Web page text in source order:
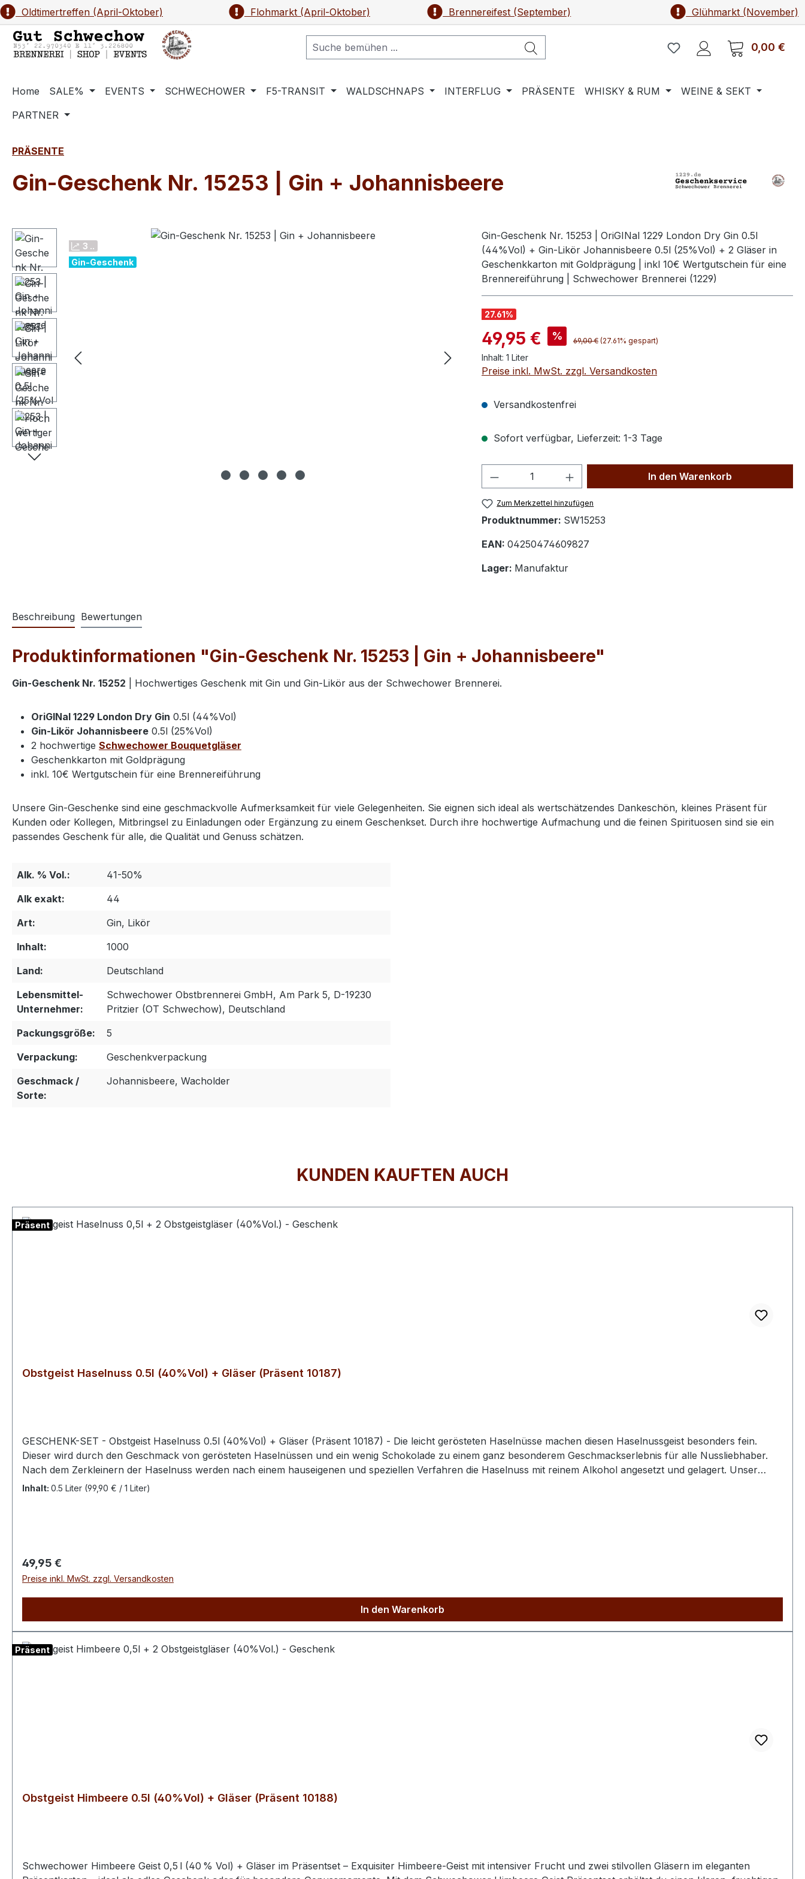
Hauptinhalt springen
Zur Suche springen
Zur Hauptnavigation springen
Oldtimertreffen (April-Oktober) Flohmarkt (April-Oktober) Brennereifest (September) Glühmarkt (November)
0,00 €
Home SALE% EVENTS SCHWECHOWER F5-TRANSIT WALDSCHNAPS INTERFLUG PRÄSENTE WHISKY & RUM
WEINE & SEKT
PARTNER
PRÄSENTE
Gin-Geschenk Nr. 15253 | Gin + Johannisbeere
Bildergalerie überspringen
3 ..
Gin-Geschenk
Gin-Geschenk Nr. 15253 | OriGINal 1229 London Dry Gin 0.5l
(44%Vol) + Gin-Likör Johannisbeere 0.5l (25%Vol) + 2 Gläser in
Geschenkkarton mit Goldprägung | inkl 10€ Wertgutschein für eine
Brennereiführung | Schwechower Brennerei (1229)
27.61%
Verkaufspreis:
49,95 € % Regulärer Preis:
69,00 € (27.61% gespart)
Inhalt: 1 Liter
Preise inkl. MwSt. zzgl. Versandkosten
Versandkostenfrei
Sofort verfügbar, Lieferzeit: 1-3 Tage
Produkt Anzahl: Gib den gewünschten Wert
In den Warenkorb
Zum Merkzettel hinzufügen
Produktnummer: SW15253
EAN: 04250474609827
Lager: Manufaktur
Beschreibung Bewertungen
Produktinformationen "Gin-Geschenk Nr. 15253 | Gin + Johannisbeere"
Gin-Geschenk Nr. 15252 | Hochwertiges Geschenk mit Gin und Gin-Likör aus der Schwechower Brennerei.
OriGINal 1229 London Dry Gin 0.5l (44%Vol)
Gin-Likör Johannisbeere 0.5l (25%Vol)
2 hochwertige Schwechower Bouquetgläser
Geschenkkarton mit Goldprägung
inkl. 10€ Wertgutschein für eine Brennereiführung
Unsere Gin-Geschenke sind eine geschmackvolle Aufmerksamkeit für viele Gelegenheiten. Sie eignen sich ideal als wertschätzendes Dankeschön, kleines Präsent für
Kunden oder Kollegen, Mitbringsel zu Einladungen oder Ergänzung zu einem Geschenkset. Durch ihre hochwertige Aufmachung und die feinen Spirituosen sind sie ein
passendes Geschenk für alle, die Qualität und Genuss schätzen.
Alk. % Vol.:
41-50%
Alk exakt:
44
Art:
Gin, Likör
Inhalt:
1000
Land:
Deutschland
Lebensmittel-
Unternehmer:
Schwechower Obstbrennerei GmbH, Am Park 5, D-19230
Pritzier (OT Schwechow), Deutschland
Packungsgröße:
5
Verpackung:
Geschenkverpackung
Geschmack /
Sorte:
Johannisbeere, Wacholder
KUNDEN KAUFTEN AUCH
Präsent
Obstgeist Haselnuss 0.5l (40%Vol) + Gläser (Präsent 10187)
GESCHENK-SET - Obstgeist Haselnuss 0.5l (40%Vol) + Gläser (Präsent 10187) - Die leicht gerösteten Haselnüsse machen diesen Haselnussgeist besonders fein.
Dieser wird durch den Geschmack von gerösteten Haselnüssen und ein wenig Schokolade zu einem ganz besonderem Geschmackserlebnis für alle Nussliebhaber.
Nach dem Zerkleinern der Haselnuss werden nach einem hauseigenen und speziellen Verfahren die Haselnuss mit reinem Alkohol angesetzt und gelagert. Unser
Haselnussgeist ist eine richtige Modespirituose und wird vor allem bei nicht-Schnaps-Trinkern immer beliebter. Die feinen Nuancen der gerösteten Haselnüsse und der
Inhalt: 0.5 Liter (99,90 € / 1 Liter)
Regulärer Preis:
49,95 €
Preise inkl. MwSt. zzgl. Versandkosten
In den Warenkorb
Präsent
Obstgeist Himbeere 0.5l (40%Vol) + Gläser (Präsent 10188)
Schwechower Himbeere Geist 0,5 l (40 % Vol) + Gläser im Präsentset – Exquisiter Himbeere‑Geist mit intensiver Frucht und zwei stilvollen Gläsern im eleganten